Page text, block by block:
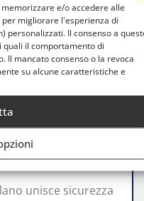
e/o accedere alle
migliorare l'esperienza di
personalizzati. Il consenso a
il comportamento di
Il mancato consenso o la revoca
su alcune caratteristiche e
difesa
completo
3, 2026 0
unisce sicurezza